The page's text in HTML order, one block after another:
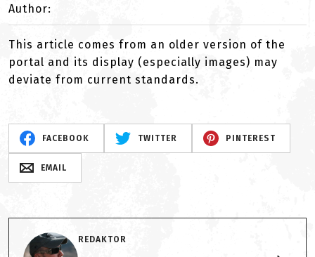
Author:
This article comes from an older version of the
portal and its display (especially images) may
deviate from current standards.
FACEBOOK TWITTER PINTEREST
EMAIL
REDAKTOR